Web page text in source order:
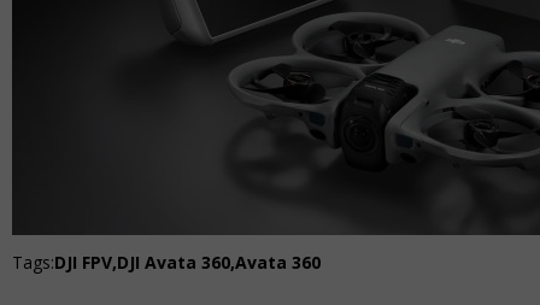
Tags:DJI FPV,DJI Avata 360,Avata 360